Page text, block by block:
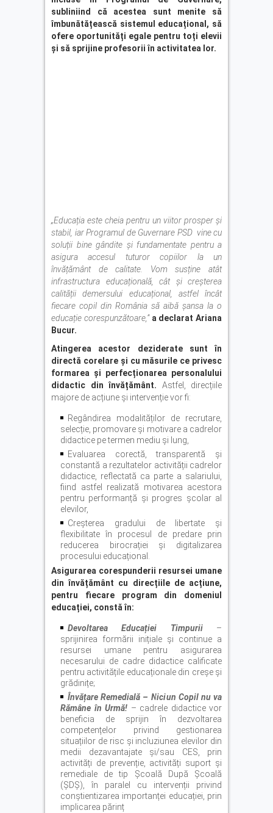
subliniind că acestea sunt menite să
îmbunătățească sistemul educațional, să
ofere oportunități egale pentru toți elevii
și să sprijine profesorii în activitatea lor.
„Educația este cheia pentru un viitor prosper și
stabil, iar Programul de Guvernare PSD vine cu
soluții bine gândite și fundamentate pentru a
asigura accesul tuturor copiilor la un
învățământ de calitate. Vom susține atât
infrastructura educațională, cât și creșterea
calității demersului educațional, astfel încât
fiecare copil din România să aibă șansa la o
educație corespunzătoare,” a declarat Ariana
Bucur.
Atingerea acestor deziderate sunt în
directă corelare și cu măsurile ce privesc
formarea și perfecționarea personalului
didactic din învățământ. Astfel, direcțiile
majore de acțiune și intervenție vor fi:
Regândirea modalităților de recrutare,
selecție, promovare și motivare a cadrelor
didactice pe termen mediu și lung,
Evaluarea corectă, transparentă și
constantă a rezultatelor activității cadrelor
didactice, reflectată ca parte a salariului,
fiind astfel realizată motivarea acestora
pentru performanță și progres școlar al
elevilor,
Creșterea gradului de libertate și
flexibilitate în procesul de predare prin
reducerea birocrației și digitalizarea
procesului educațional.
Asigurarea corespunderii resursei umane
din învățământ cu direcțiile de acțiune,
pentru fiecare program din domeniul
educației, constă în:
Devoltarea Educației Timpurii–
sprijinirea formării inițiale și continue a
resursei umane pentru asigurarea
necesarului de cadre didactice calificate
pentru activitățile educaționale din creșe și
grădinițe;
Învățare Remedială – Niciun Copil nu va
Rămâne în Urmă! – cadrele didactice vor
beneficia de sprijin în dezvoltarea
competențelor privind gestionarea
situațiilor de risc și incluziunea elevilor din
medii dezavantajate și/sau CES, prin
activități de prevenție, activități suport și
remediale de tip Școală După Școală
(ȘDȘ), în paralel cu intervenții privind
conștientizarea importanței educației, prin
implicarea părinț